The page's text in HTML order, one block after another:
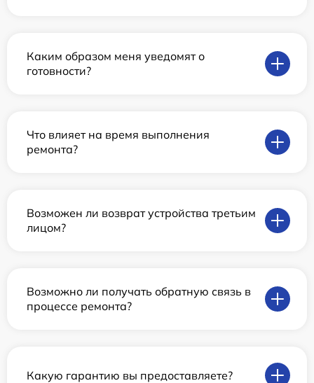
Каким образом меня уведомят о
готовности?
Что влияет на время выполнения
ремонта?
Возможен ли возврат устройства третьим
лицом?
Возможно ли получать обратную связь в
процессе ремонта?
Какую гарантию вы предоставляете?